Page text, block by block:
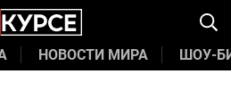
НОВОСТИ МИРА ШОУ-